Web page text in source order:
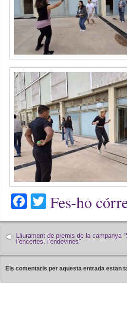
Facebook
Twitter
Fes-ho
Lliurament de premis de la campanya
l’encertes, l’endevines”
Els comentaris per aquesta entrada estan